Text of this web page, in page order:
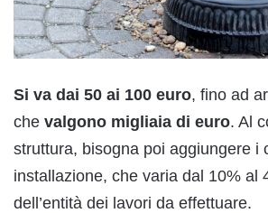
Si va dai 50 ai 100 euro, fino ad
che valgono migliaia di euro. Al
struttura, bisogna poi aggiungere i
installazione, che varia dal 10% al
dell’entità dei lavori da effettuare.